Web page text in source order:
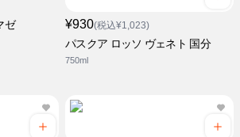
ゼ ¥930(税込¥1,023)
パスクア ロッソ ヴェネト 国分
750ml